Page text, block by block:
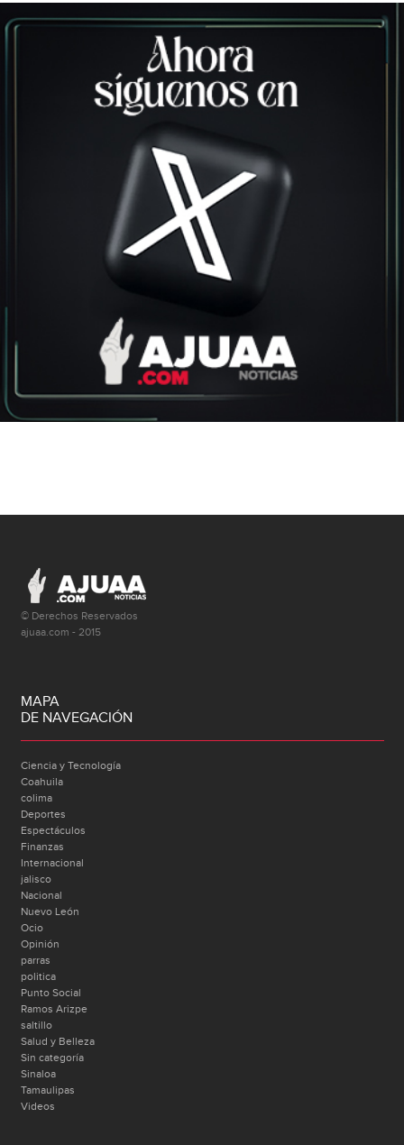
© Derechos Reservados
ajuaa.com - 2015
MAPA
DE NAVEGACIÓN
Ciencia y Tecnología
Coahuila
colima
Deportes
Espectáculos
Finanzas
Internacional
jalisco
Nacional
Nuevo León
Ocio
Opinión
parras
politica
Punto Social
Ramos Arizpe
saltillo
Salud y Belleza
Sin categoría
Sinaloa
Tamaulipas
Videos